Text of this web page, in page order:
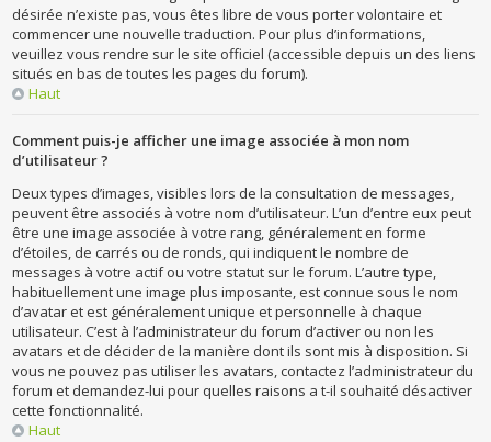
désirée n’existe pas, vous êtes libre de vous porter volontaire et
commencer une nouvelle traduction. Pour plus d’informations,
veuillez vous rendre sur le site officiel (accessible depuis un des liens
situés en bas de toutes les pages du forum).
Haut
Comment puis-je afficher une image associée à mon nom
d’utilisateur ?
Deux types d’images, visibles lors de la consultation de messages,
peuvent être associés à votre nom d’utilisateur. L’un d’entre eux peut
être une image associée à votre rang, généralement en forme
d’étoiles, de carrés ou de ronds, qui indiquent le nombre de
messages à votre actif ou votre statut sur le forum. L’autre type,
habituellement une image plus imposante, est connue sous le nom
d’avatar et est généralement unique et personnelle à chaque
utilisateur. C’est à l’administrateur du forum d’activer ou non les
avatars et de décider de la manière dont ils sont mis à disposition. Si
vous ne pouvez pas utiliser les avatars, contactez l’administrateur du
forum et demandez-lui pour quelles raisons a t-il souhaité désactiver
cette fonctionnalité.
Haut